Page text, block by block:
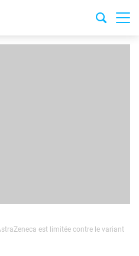
est limitée contre le variant